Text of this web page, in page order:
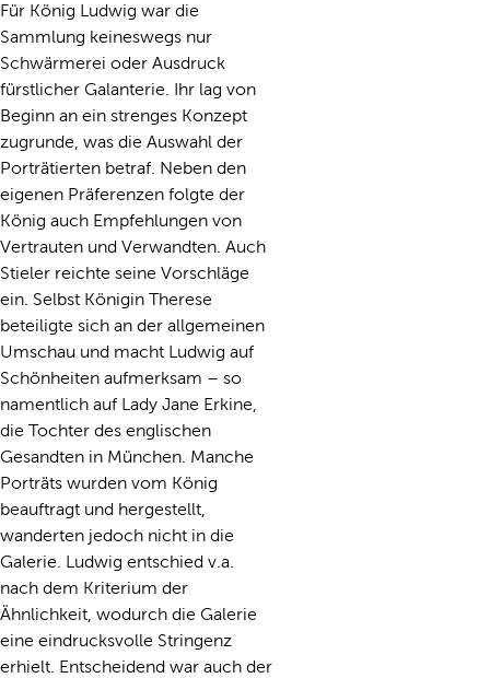
Für König Ludwig war die
Sammlung keineswegs nur
Schwärmerei oder Ausdruck
fürstlicher Galanterie. Ihr lag von
Beginn an ein strenges Konzept
zugrunde, was die Auswahl der
Porträtierten betraf. Neben den
eigenen Präferenzen folgte der
König auch Empfehlungen von
Vertrauten und Verwandten. Auch
Stieler reichte seine Vorschläge
ein. Selbst Königin Therese
beteiligte sich an der allgemeinen
Umschau und macht Ludwig auf
Schönheiten aufmerksam – so
namentlich auf Lady Jane Erkine,
die Tochter des englischen
Gesandten in München. Manche
Porträts wurden vom König
beauftragt und hergestellt,
wanderten jedoch nicht in die
Galerie. Ludwig entschied v.a.
nach dem Kriterium der
Ähnlichkeit, wodurch die Galerie
eine eindrucksvolle Stringenz
erhielt. Entscheidend war auch der